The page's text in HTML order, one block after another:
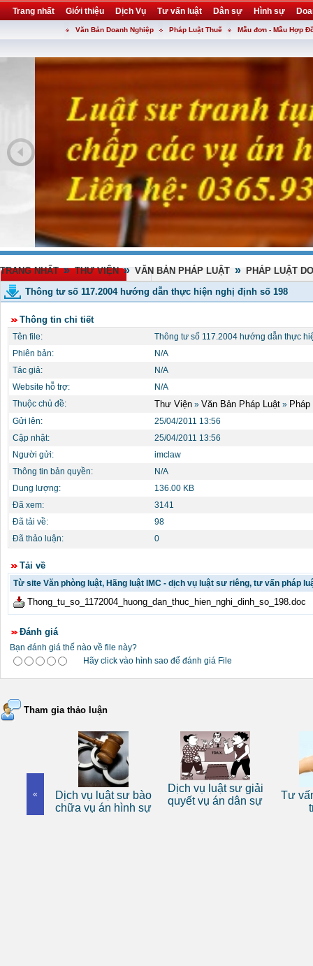
Trang nhất Giới thiệu Dịch Vụ Tư vấn luật Dân sự Hình sự
Liên hệ forum utility
Văn Bản Doanh Nghiệp Pháp Luật Thuế Mẫu đơn - Mẫu Hợp
TRANG NHẤT » THƯ VIỆN » VĂN BẢN PHÁP LUẬT » PHÁP LUẬT
Thông tư số 117.2004 hướng dẫn thực hiện nghị định số 198
Thông tin chi tiết
Tên file:
Thông tư số 117.2004 hướng dẫn thực
Phiên bản:
N/A
Tác giả:
N/A
Website hỗ trợ:
N/A
Thuộc chủ đề:
Thư Viện » Văn Bản Pháp Luật »
Gửi lên:
25/04/2011 13:56
Cập nhật:
25/04/2011 13:56
Người gửi:
imclaw
Thông tin bản quyền:
N/A
Dung lượng:
136.00 KB
Đã xem:
3141
Đã tải về:
98
Đã thảo luận:
0
Tải về
Từ site Văn phòng luật, Hãng luật IMC - dịch vụ luật sư riêng, tư vấn pháp
Thong_tu_so_1172004_huong_dan_thuc_hien_nghi_dinh_so_198.doc
Đánh giá
Bạn đánh giá thế nào về file này?
Hãy click vào hình sao để đánh giá File
Tham gia thảo luận
«
Dịch vụ luật sư bào
chữa vụ án hình sự
Dịch vụ luật sư giải
quyết vụ án dân sự
Tư